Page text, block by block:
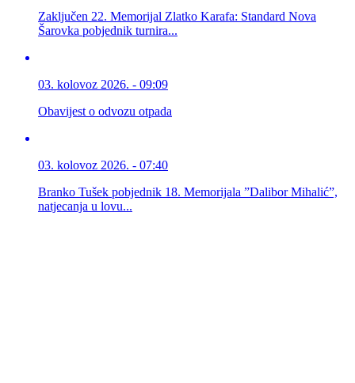
Zaključen 22. Memorijal Zlatko Karafa: Standard Nova
Šarovka pobjednik turnira...
03. kolovoz 2026. - 09:09
Obavijest o odvozu otpada
03. kolovoz 2026. - 07:40
Branko Tušek pobjednik 18. Memorijala ”Dalibor Mihalić”,
natjecanja u lovu...